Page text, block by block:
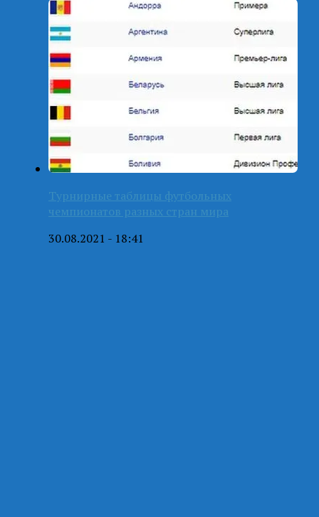
Турнирные таблицы футбольных
чемпионатов разных стран мира
30.08.2021 - 18:41